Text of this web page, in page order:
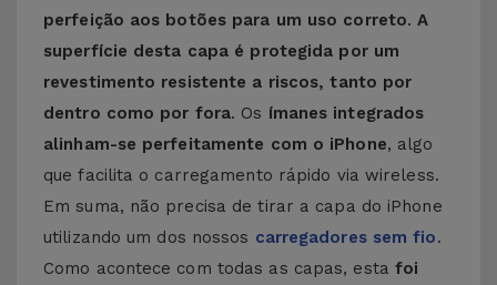
perfeição aos botões para um uso correto.A
superfície desta capa é protegida por um
revestimento resistente a riscos, tanto por
dentro como por fora. Os ímanes integrados
alinham-se perfeitamente com o iPhone, algo
que facilita o carregamento rápido via wireless.
Em suma, não precisa de tirar a capa do iPhone
utilizando um dos nossos carregadores sem fio.
Como acontece com todas as capas, esta foi